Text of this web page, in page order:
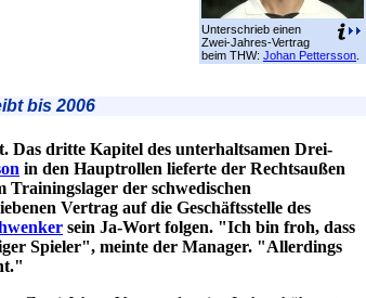
Unterschrieb einen
Zwei-Jahres-Vertrag
beim THW: Johan Pettersson
bis 2006
Das dritte Kapitel des unterhaltsamen Drei-
in den Hauptrollen lieferte der Rechtsaußen
Trainingslager der schwedischen
Vertrag auf die Geschäftsstelle des
sein Ja-Wort folgen. "Ich bin froh, dass
Spieler", meinte der Manager. "Allerdings